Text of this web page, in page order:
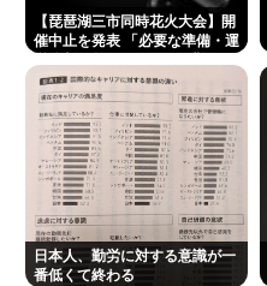
【琵琶湖三市同時花火大会】開
催中止を発表 「必要な準備・運
22日の開催予定…3市は関与否
定
日本人、勤労に対する意識が一
番低くて終わる